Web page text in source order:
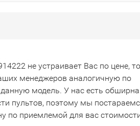
не устраивает Вас по цене,
менеджеров аналогичную по
модель. У нас есть
пультов, поэтому мы
по приемлемой для вас